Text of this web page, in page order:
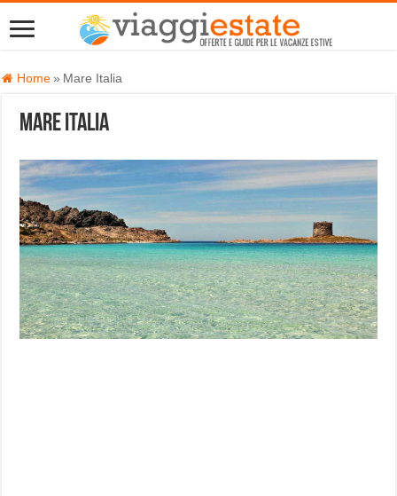
Home » Mare Italia
Mare Italia